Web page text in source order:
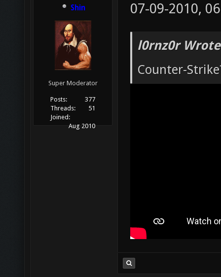
Shin
Super Moderator
Posts:
377
Threads:
51
Joined:
Aug 2010
07-09-2010,
l0rnz0r
Counter-